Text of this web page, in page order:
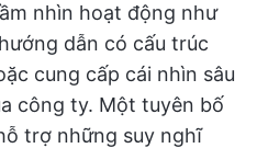
nhìn hoạt động như
dẫn có cấu trúc
cung cấp cái nhìn sâu
công ty. Một tuyên bố
trợ những suy nghĩ